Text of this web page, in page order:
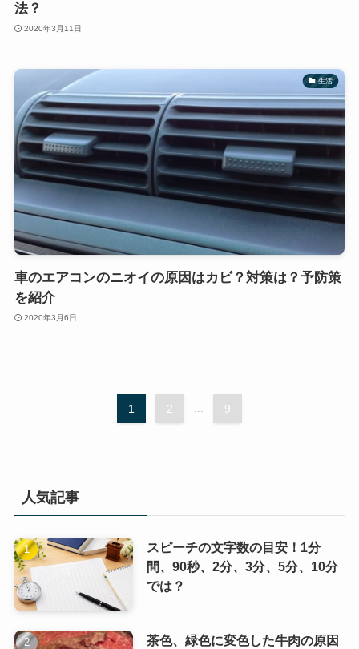
法？
2020年3月11日
生活
車のエアコンのニオイの原因はカビ？対策は？予防策
を紹介
2020年3月6日
1 2 9
人気記事
スピーチの文字数の目安！1分
間、90秒、2分、3分、5分、10分
では？
茶色、緑色に変色した牛肉の原因